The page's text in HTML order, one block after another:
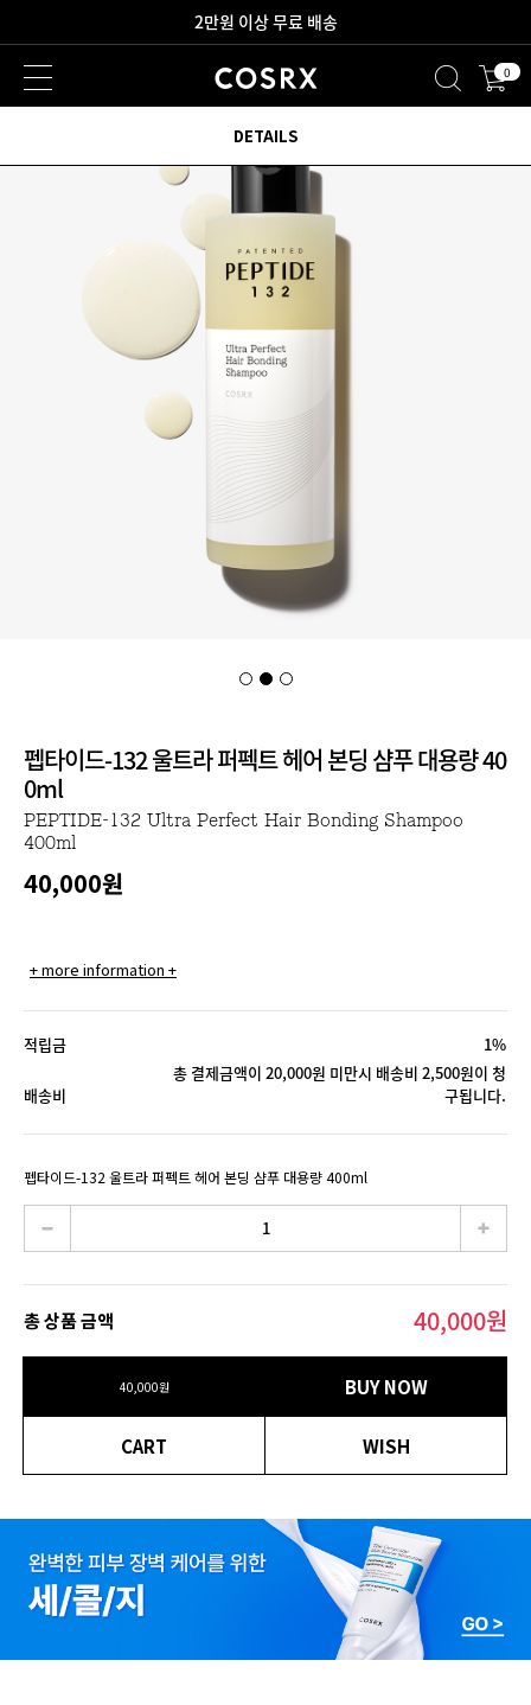
2만원 이상 무료 배송
0
펩타이드-132 울트라 퍼펙트 헤어 본딩 샴푸 대용량 40
0ml
PEPTIDE-132 Ultra Perfect Hair Bonding Shampoo
400ml
40,000원
+ more information +
적립금 1%
배송비
총 결제금액이 20,000원 미만시 배송비 2,500원이 청
구됩니다.
펩타이드-132 울트라 퍼펙트 헤어 본딩 샴푸 대용량 400ml
총 상품 금액 40,000원
40,000원 BUY NOW
CART WISH
DETAILS